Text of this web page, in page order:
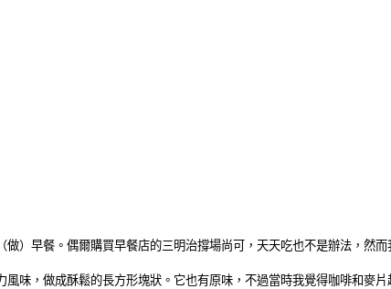
）早餐。偶爾購買早餐店的三明治撐場尚可，天天吃也不是辦法，然
味，做成酥鬆的長方形塊狀。它也有原味，不過當時我覺得咖啡和麥片